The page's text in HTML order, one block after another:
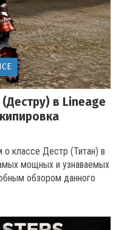
в Lineage
классе Дестр (Титан) в
мощных и узнаваемых
обзором данного